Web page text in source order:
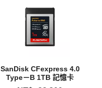
SanDisk CFexpress 4.0
Type－B 1TB 記憶卡